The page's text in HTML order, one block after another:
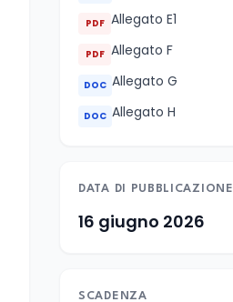
PDF Allegato E1
PDF Allegato F
DOC Allegato G
DOC Allegato H
DATA DI PUBBLICAZIONE
16 giugno 2026
SCADENZA